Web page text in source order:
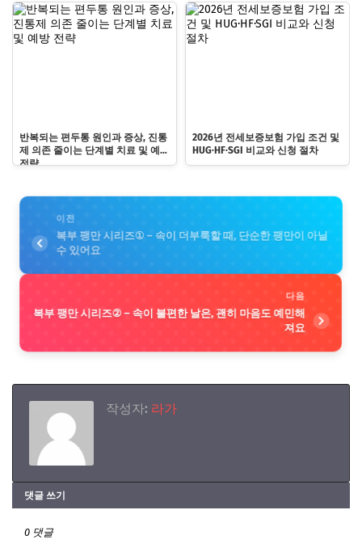
반복되는 편두통 원인과 증상, 진통
제 의존 줄이는 단계별 치료 및 예방
전략
2026년 전세보증보험 가입 조건 및
HUG·HF·SGI 비교와 신청 절차
이전
복부 팽만 시리즈① – 속이 더부룩할 때, 단순한 팽만이 아닐
수 있어요
다음
복부 팽만 시리즈② – 속이 불편한 날은, 괜히 마음도 예민해
져요
작성자: 라가
댓글 쓰기
0 댓글